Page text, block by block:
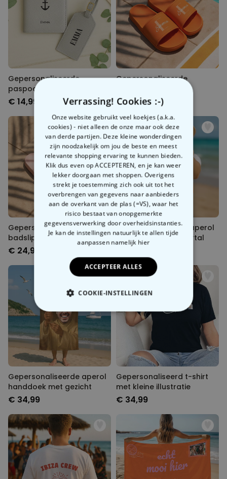
Gepersonaliseerde
paspoorthoes en
kofferlabel met symbool
€ 14,99
Gepersonaliseerde
monogram
€ 24,99
Gepersonaliseerde
badslippers met twee
regels
€ 24,99
Gepersonaliseerde aperol
badslippers met jaartal
Gepersonaliseerde aperol
handdoek met gezicht
€ 34,99
Gepersonaliseerd t-shirt
met kleine illustratie
€ 34,99
Verrassing! Cookies :-)
Onze website gebruikt veel koekjes (a.k.a.
cookies) - niet alleen de onze maar ook deze
van derde partijen. Deze kleine wonderdingen
zijn noodzakelijk om jou de beste en meest
relevante shopping ervaring te kunnen bieden.
Klik dus even op ACCEPTEREN, en je kan weer
lekker doorgaan met shoppen. Overigens
strekt je toestemming zich ook uit tot het
overbrengen van gegevens naar aanbieders
aan de overkant van de plas (=VS), waar het
risico bestaat van onopgemerkte
gegevensverwerking door overheidsinstanties.
Je kan de instellingen natuurlijk te allen tijde
aanpassen namelijk hier
ACCEPTEER ALLES
COOKIE-INSTELLINGEN
NOODZAKELIJK
PERFORMANCE
MARKETING OVERIGE